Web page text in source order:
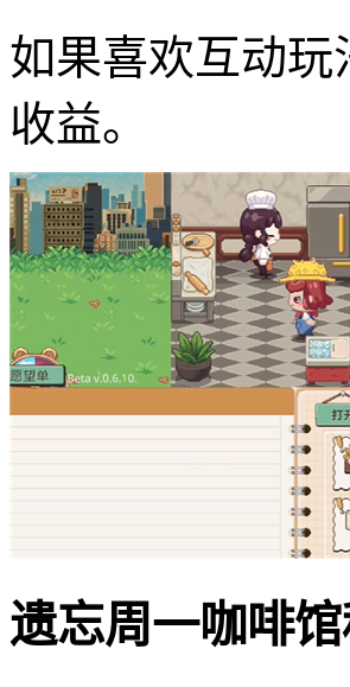
如果喜欢互动
收益。
遗忘周一咖啡